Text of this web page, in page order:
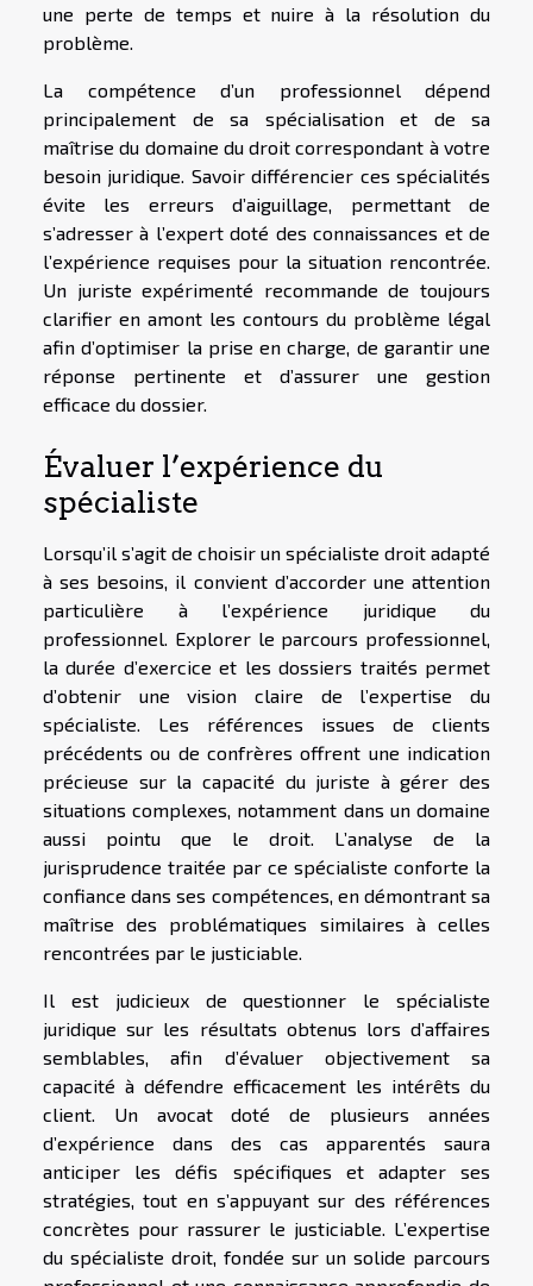
une perte de temps et nuire à la résolution du
problème.
La compétence d’un professionnel dépend
principalement de sa spécialisation et de sa
maîtrise du domaine du droit correspondant à votre
besoin juridique. Savoir différencier ces spécialités
évite les erreurs d’aiguillage, permettant de
s’adresser à l’expert doté des connaissances et de
l’expérience requises pour la situation rencontrée.
Un juriste expérimenté recommande de toujours
clarifier en amont les contours du problème légal
afin d’optimiser la prise en charge, de garantir une
réponse pertinente et d’assurer une gestion
efficace du dossier.
Évaluer l’expérience du
spécialiste
Lorsqu’il s’agit de choisir un spécialiste droit adapté
à ses besoins, il convient d’accorder une attention
particulière à l’expérience juridique du
professionnel. Explorer le parcours professionnel,
la durée d’exercice et les dossiers traités permet
d’obtenir une vision claire de l’expertise du
spécialiste. Les références issues de clients
précédents ou de confrères offrent une indication
précieuse sur la capacité du juriste à gérer des
situations complexes, notamment dans un domaine
aussi pointu que le droit. L’analyse de la
jurisprudence traitée par ce spécialiste conforte la
confiance dans ses compétences, en démontrant sa
maîtrise des problématiques similaires à celles
rencontrées par le justiciable.
Il est judicieux de questionner le spécialiste
juridique sur les résultats obtenus lors d’affaires
semblables, afin d’évaluer objectivement sa
capacité à défendre efficacement les intérêts du
client. Un avocat doté de plusieurs années
d’expérience dans des cas apparentés saura
anticiper les défis spécifiques et adapter ses
stratégies, tout en s’appuyant sur des références
concrètes pour rassurer le justiciable. L’expertise
du spécialiste droit, fondée sur un solide parcours